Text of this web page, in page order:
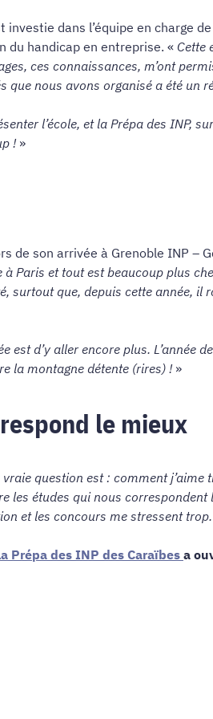
investie dans l’équipe en charge
du handicap en entreprise. « Cette
ces connaissances, m’ont
que nous avons organisé a été un
l’école, et la Prépa des INP,
!»
de son arrivée à Grenoble INP
Paris et tout est beaucoup plus
surtout que, depuis cette année, il
d’y aller encore plus. L’année
la montagne détente (rires) !»
le mieux
question est : comment
les études qui nous
et les concours me stressent
Prépa des INP des Caraïbes a